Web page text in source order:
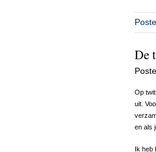
De
Op
uit.
en als
Ik heb